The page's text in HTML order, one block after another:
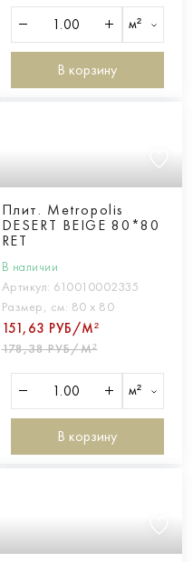
м²
В корзину
Плит. Metropolis
DESERT BEIGE 80*80
RET
В наличии
Артикул: 610010002335
Размер, см: 80 х 80
151,63 РУБ/М²
178,38 РУБ/М²
м²
В корзину